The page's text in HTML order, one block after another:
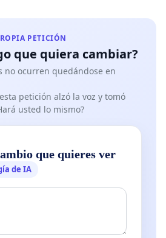
PETICIÓN
que quiera cambiar?
no ocurren quedándose en
petición alzó la voz y tomó
usted lo mismo?
que quieres ver
de IA